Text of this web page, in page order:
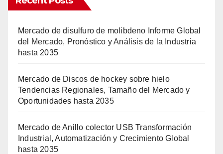
Mercado de disulfuro de molibdeno Informe Global
del Mercado, Pronóstico y Análisis de la Industria
hasta 2035
Mercado de Discos de hockey sobre hielo
Tendencias Regionales, Tamaño del Mercado y
Oportunidades hasta 2035
Mercado de Anillo colector USB Transformación
Industrial, Automatización y Crecimiento Global
hasta 2035